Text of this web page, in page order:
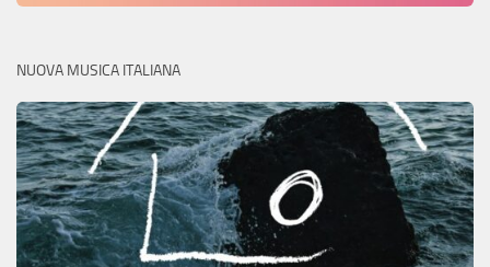
NUOVA MUSICA ITALIANA